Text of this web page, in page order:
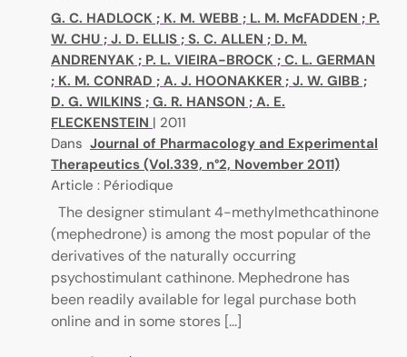
G. C. HADLOCK ; K. M. WEBB ; L. M. McFADDEN ; P.
W. CHU ; J. D. ELLIS ; S. C. ALLEN ; D. M.
ANDRENYAK ; P. L. VIEIRA-BROCK ; C. L. GERMAN
; K. M. CONRAD ; A. J. HOONAKKER ; J. W. GIBB ;
D. G. WILKINS ; G. R. HANSON ; A. E.
FLECKENSTEIN | 2011
Dans Journal of Pharmacology and Experimental
Therapeutics (Vol.339, n°2, November 2011)
Article : Périodique
The designer stimulant 4-methylmethcathinone
(mephedrone) is among the most popular of the
derivatives of the naturally occurring
psychostimulant cathinone. Mephedrone has
been readily available for legal purchase both
online and in some stores [...]